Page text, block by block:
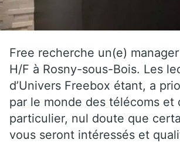
Free recherche un(e)
H/F à Rosny-sous-Bois. Les
d’Univers Freebox étant, a
par le monde des télécoms et
particulier, nul doute que
vous seront intéressés et